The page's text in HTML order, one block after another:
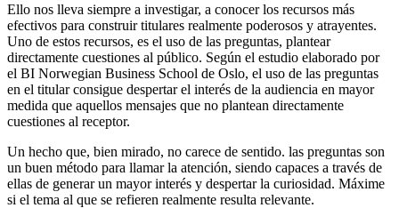
Ello nos lleva siempre a investigar, a conocer los recursos más
efectivos para construir titulares realmente poderosos y atrayentes.
Uno de estos recursos, es el uso de las preguntas, plantear
directamente cuestiones al público. Según el estudio elaborado por
el BI Norwegian Business School de Oslo, el uso de las preguntas
en el titular consigue despertar el interés de la audiencia en mayor
medida que aquellos mensajes que no plantean directamente
cuestiones al receptor.
Un hecho que, bien mirado, no carece de sentido. las preguntas son
un buen método para llamar la atención, siendo capaces a través de
ellas de generar un mayor interés y despertar la curiosidad. Máxime
si el tema al que se refieren realmente resulta relevante.